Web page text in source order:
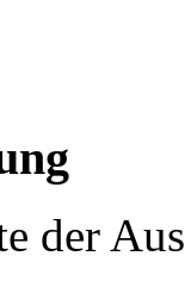
der